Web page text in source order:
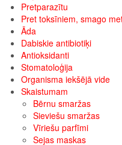
Pretparazītu
Pret toksīniem, smago
Āda
Dabiskie antibiotiķi
Antioksidanti
Stomatoloģija
Organisma iekšējā vide
Skaistumam
Bērnu smaržas
Sieviešu smaržas
Vīriešu parfīmi
Sejas maskas